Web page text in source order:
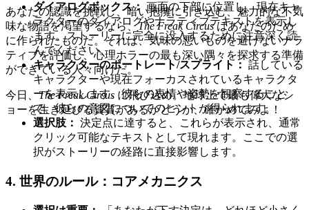
あなたの認識を挑戦し、暗い抱擁に引き込む、魅力的な不気
味な物語を渇望するなら、The Freak Circusはあなたのため
に作られたものだ。それは、気味の悪いものを避けないナラ
ティブを評価し、心理ホラーの最も深い隅々を探求する準備
ができている人々向けだ。
今日、The Freak Circus に飛び込め。地球上で最も偉大なシ
ョーを生き延びる資質があるかどうか、確かめてみよ！
ダイアログボックス： 画面の下部に位置し、現在キャ
ラクターのダイアログやナラティブテキストを表示し
ます。ストーリーに完全に没入するために注意深く読
んでください。
キャラクターのポートレート/スプライト： 話している
キャラクターや現在フォーカスされているキャラクタ
ーを表示します。彼らの表情や姿勢を観察すること
で、彼らの意図についてのヒントが得られます。
選択肢： 決定点に達すると、これらが表示され、通常
クリック可能なテキストとして現れます。ここでの選
択がストーリーの経路に直接影響します。
4. 世界のルール：コアメカニクス